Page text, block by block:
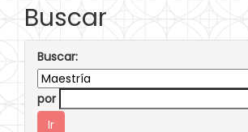
Buscar
Buscar:
por